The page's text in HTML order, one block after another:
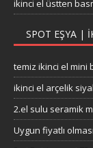
ikinci el üstten
SPOT
temiz ikinci el mini
ikinci el arçelik
2.el sulu seramik
Uygun fiyatlı